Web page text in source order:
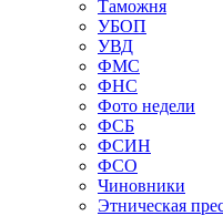
Таможня
УБОП
УВД
ФМС
ФНС
Фото недели
ФСБ
ФСИН
ФСО
Чиновники
Этническая